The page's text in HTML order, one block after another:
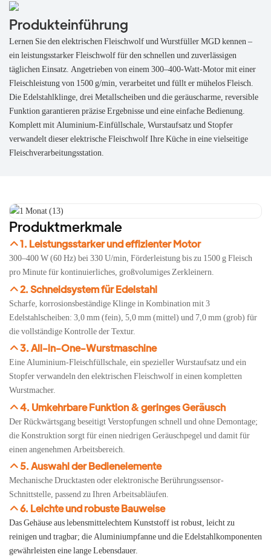
Produkteinführung
Lernen Sie den elektrischen Fleischwolf und Wurstfüller MGD kennen –
ein leistungsstarker Fleischwolf für den schnellen und zuverlässigen
täglichen Einsatz. Angetrieben von einem 300–400-Watt-Motor mit einer
Fleischleistung von 1500 g/min, verarbeitet und füllt er mühelos Fleisch.
Die Edelstahlklinge, drei Metallscheiben und die geräuscharme, reversible
Funktion garantieren präzise Ergebnisse und eine einfache Bedienung.
Komplett mit Aluminium-Einfüllschale, Wurstaufsatz und Stopfer
verwandelt dieser elektrische Fleischwolf Ihre Küche in eine vielseitige
Fleischverarbeitungsstation.
Produktmerkmale
1. Leistungsstarker und effizienter Motor
300–400 W (60 Hz) bei 330 U/min, Förderleistung bis zu 1500 g Fleisch
pro Minute für kontinuierliches, großvolumiges Zerkleinern.
2. Schneidsystem für Edelstahl
Scharfe, korrosionsbeständige Klinge in Kombination mit 3
Edelstahlscheiben: 3,0 mm (fein), 5,0 mm (mittel) und 7,0 mm (grob) für
die vollständige Kontrolle der Textur.
3. All-in-One-Wurstmaschine
Eine Aluminium-Fleischfüllschale, ein spezieller Wurstaufsatz und ein
Stopfer verwandeln den elektrischen Fleischwolf in einen kompletten
Wurstmacher.
4. Umkehrbare Funktion & geringes Geräusch
Der Rückwärtsgang beseitigt Verstopfungen schnell und ohne Demontage;
die Konstruktion sorgt für einen niedrigen Geräuschpegel und damit für
einen angenehmen Arbeitsbereich.
5. Auswahl der Bedienelemente
Mechanische Drucktasten oder elektronische Berührungssensor-
Schnittstelle, passend zu Ihren Arbeitsabläufen.
6. Leichte und robuste Bauweise
Das Gehäuse aus lebensmittelechtem Kunststoff ist robust, leicht zu
reinigen und tragbar; die Aluminiumpfanne und die Edelstahlkomponenten
gewährleisten eine lange Lebensdauer.